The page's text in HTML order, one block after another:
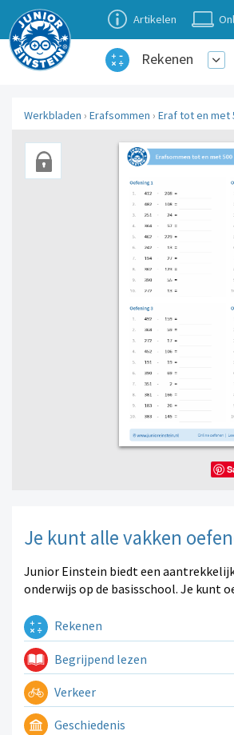
Artikelen
Rekenen
Werkbladen › Erafsommen › Eraf tot en met
Je kunt alle vakken
Junior Einstein biedt een
onderwijs op de basisschool. Je kunt
Rekenen
Begrijpend lezen
Verkeer
Geschiedenis